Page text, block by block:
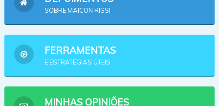
SOBRE MAICON RISSI
FERRAMENTAS
E ESTRATÉGIAS ÚTEIS
MINHAS OPINIÕES